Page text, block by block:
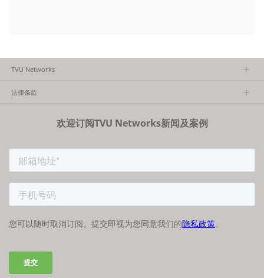
TVU Networks
法律条款
欢迎订阅TVU Networks新闻及案例